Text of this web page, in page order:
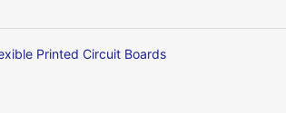
Printed Circuit Boards